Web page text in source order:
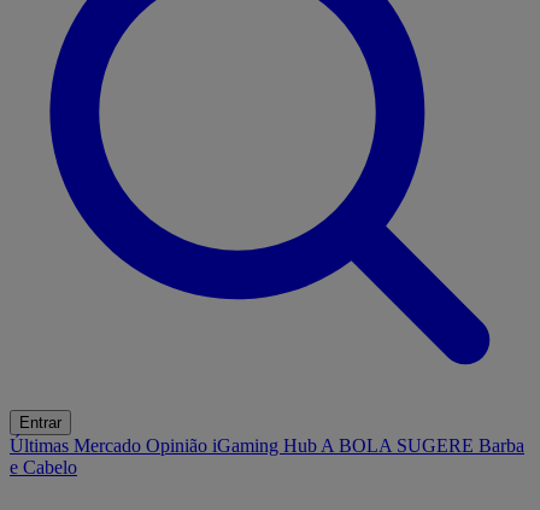
Entrar
Últimas Mercado Opinião iGaming Hub A BOLA SUGERE Barba
e Cabelo